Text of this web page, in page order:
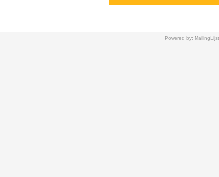
Powered by: MailingLijst